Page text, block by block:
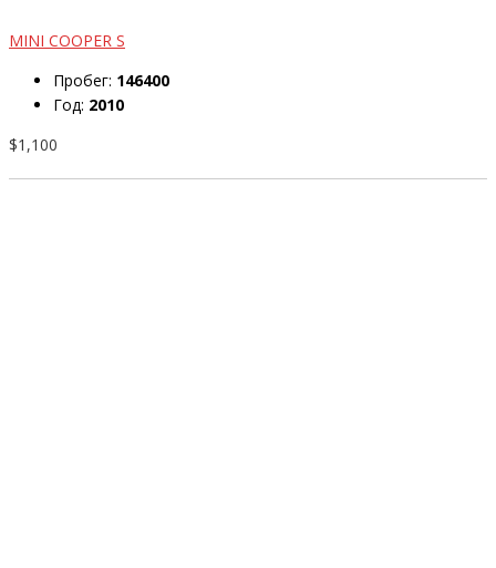
MINI COOPER S
Пробег: 146400
Год: 2010
$1,100